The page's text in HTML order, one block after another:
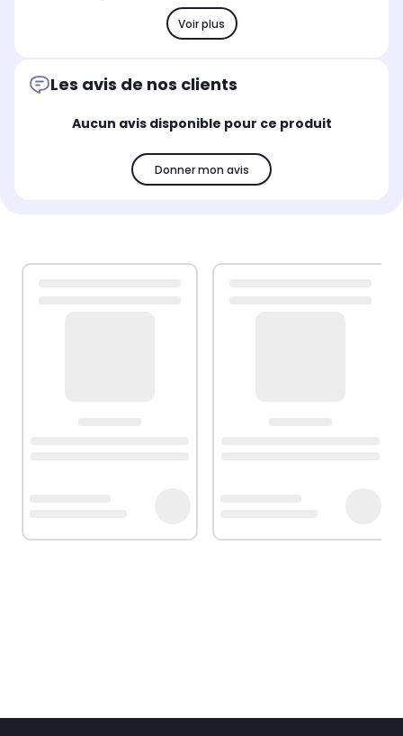
Voir plus
Les avis de nos clients
Aucun avis disponible pour ce produit
Donner mon avis